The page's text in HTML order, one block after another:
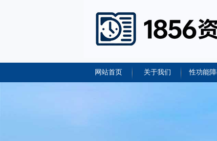
网站首页 关于我们 性功能